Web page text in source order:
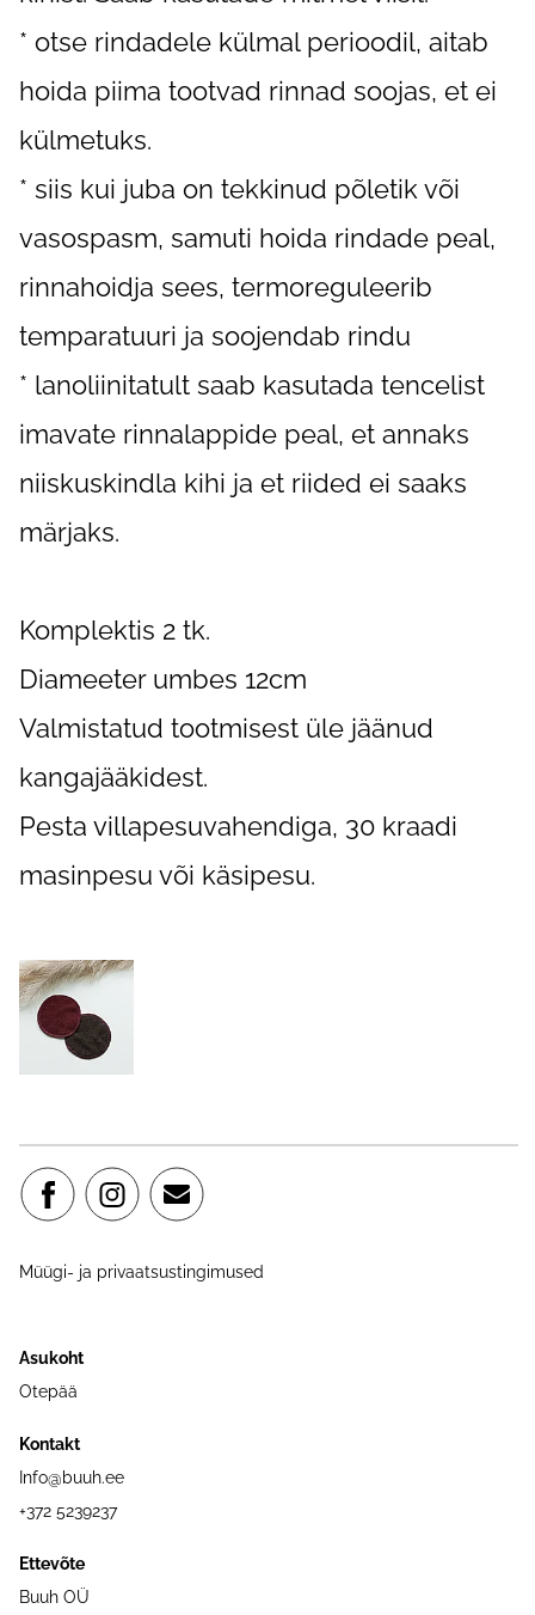
* otse rindadele külmal perioodil, aitab
hoida piima tootvad rinnad soojas, et ei
külmetuks.
* siis kui juba on tekkinud põletik või
vasospasm, samuti hoida rindade peal,
rinnahoidja sees, termoreguleerib
temparatuuri ja soojendab rindu
* lanoliinitatult saab kasutada tencelist
imavate rinnalappide peal, et annaks
niiskuskindla kihi ja et riided ei saaks
märjaks.
Komplektis 2 tk.
Diameeter umbes 12cm
Valmistatud tootmisest üle jäänud
kangajääkidest.
Pesta villapesuvahendiga, 30 kraadi
masinpesu või käsipesu.
Müügi- ja privaatsustingimused
Asukoht
Otepää
Kontakt
Info@buuh.ee
+372 5239237
Ettevõte
Buuh OÜ